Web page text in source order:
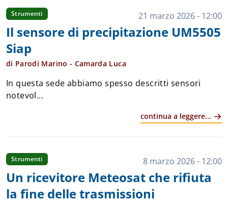
Strumenti 21 marzo 2026 - 12:00
Il sensore di precipitazione UM5505
Siap
di Parodi Marino - Camarda Luca
In questa sede abbiamo spesso descritti sensori
notevol...
continua a leggere...
Strumenti 8 marzo 2026 - 12:00
Un ricevitore Meteosat che rifiuta
la fine delle trasmissioni